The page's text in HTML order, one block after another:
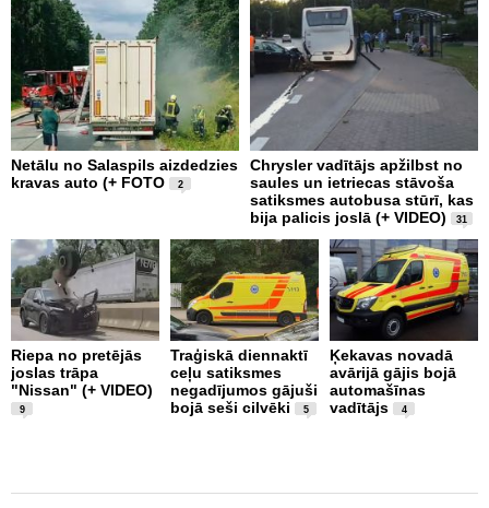
Netālu no Salaspils aizdedzies
kravas auto (+ FOTO
2
Chrysler vadītājs apžilbst no
saules un ietriecas stāvoša
satiksmes autobusa stūrī, kas
bija palicis joslā (+ VIDEO)
31
Riepa no pretējās
joslas trāpa
"Nissan" (+ VIDEO)
9
Traģiskā diennaktī
ceļu satiksmes
negadījumos gājuši
bojā seši cilvēki
5
Ķekavas novadā
avārijā gājis bojā
automašīnas
vadītājs
4